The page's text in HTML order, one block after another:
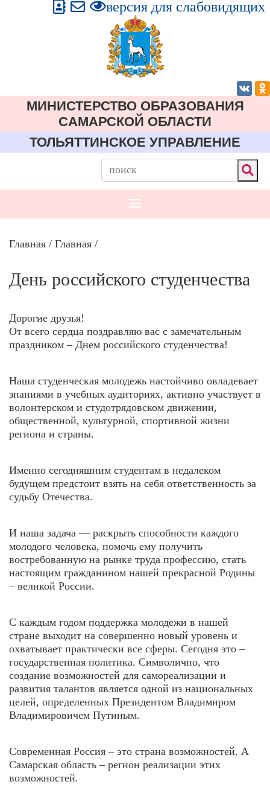
версия для слабовидящих
МИНИСТЕРСТВО ОБРАЗОВАНИЯ
CАМАРСКОЙ ОБЛАСТИ
ТОЛЬЯТТИНСКОЕ УПРАВЛЕНИЕ
Главная / Главная /
День российского студенчества
Дорогие друзья!
От всего сердца поздравляю вас с замечательным
праздником – Днем российского студенчества!
Наша студенческая молодежь настойчиво овладевает
знаниями в учебных аудиториях, активно участвует в
волонтерском и студотрядовском движении,
общественной, культурной, спортивной жизни
региона и страны.
Именно сегодняшним студентам в недалеком
будущем предстоит взять на себя ответственность за
судьбу Отечества.
И наша задача — раскрыть способности каждого
молодого человека, помочь ему получить
востребованную на рынке труда профессию, стать
настоящим гражданином нашей прекрасной Родины
– великой России.
С каждым годом поддержка молодежи в нашей
стране выходит на совершенно новый уровень и
охватывает практически все сферы. Сегодня это –
государственная политика. Символично, что
создание возможностей для самореализации и
развития талантов является одной из национальных
целей, определенных Президентом Владимиром
Владимировичем Путиным.
Современная Россия – это страна возможностей. А
Самарская область – регион реализации этих
возможностей.